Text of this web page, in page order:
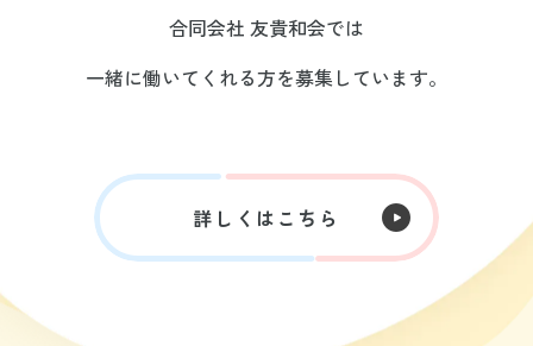
合同会社 友貴和会では
一緒に働いてくれる方を募集しています。
詳しくはこちら